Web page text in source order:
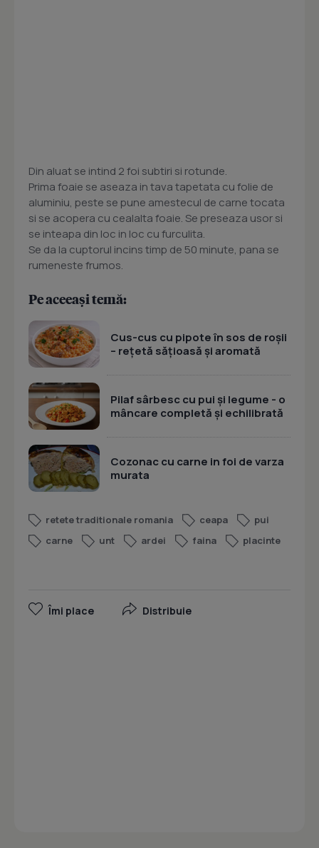
Din aluat se intind 2 foi subtiri si rotunde.
Prima foaie se aseaza in tava tapetata cu folie de
aluminiu, peste se pune amestecul de carne tocata
si se acopera cu cealalta foaie. Se preseaza usor si
se inteapa din loc in loc cu furculita.
Se da la cuptorul incins timp de 50 minute, pana se
rumeneste frumos.
Pe aceeași temă:
Cus-cus cu pipote în sos de roșii
– rețetă sățioasă și aromată
Pilaf sârbesc cu pui și legume - o
mâncare completă și echilibrată
Cozonac cu carne in foi de varza
murata
retete traditionale romania ceapa
pui
carne
unt ardei faina placinte
Îmi place Distribuie